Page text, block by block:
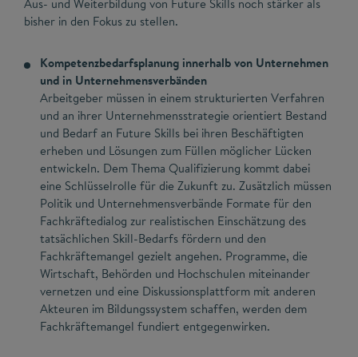
Aus- und Weiterbildung von Future Skills noch stärker als
bisher in den Fokus zu stellen.
Kompetenzbedarfsplanung innerhalb von Unternehmen
und in Unternehmensverbänden
Arbeitgeber müssen in einem strukturierten Verfahren
und an ihrer Unternehmensstrategie orientiert Bestand
und Bedarf an Future Skills bei ihren Beschäftigten
erheben und Lösungen zum Füllen möglicher Lücken
entwickeln. Dem Thema Qualifizierung kommt dabei
eine Schlüsselrolle für die Zukunft zu. Zusätzlich müssen
Politik und Unternehmensverbände Formate für den
Fachkräftedialog zur realistischen Einschätzung des
tatsächlichen Skill-Bedarfs fördern und den
Fachkräftemangel gezielt angehen. Programme, die
Wirtschaft, Behörden und Hochschulen miteinander
vernetzen und eine Diskussionsplattform mit anderen
Akteuren im Bildungssystem schaffen, werden dem
Fachkräftemangel fundiert entgegenwirken.